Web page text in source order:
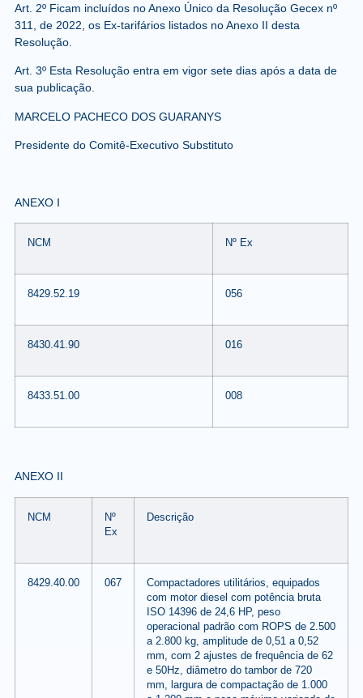
Art. 2º Ficam incluídos no Anexo Único da Resolução Gecex nº
311, de 2022, os Ex-tarifários listados no Anexo II desta
Resolução.
Art. 3º Esta Resolução entra em vigor sete dias após a data de
sua publicação.
MARCELO PACHECO DOS GUARANYS
Presidente do Comitê-Executivo Substituto
ANEXO I
NCM Nº Ex
8429.52.19 056
8430.41.90 016
8433.51.00 008
ANEXO II
NCM
Nº
Ex
Descrição
8429.40.00 067
Compactadores utilitários, equipados
com motor diesel com potência bruta
ISO 14396 de 24,6 HP, peso
operacional padrão com ROPS de 2.500
a 2.800 kg, amplitude de 0,51 a 0,52
mm, com 2 ajustes de frequência de 62
e 50Hz, diâmetro do tambor de 720
mm, largura de compactação de 1.000